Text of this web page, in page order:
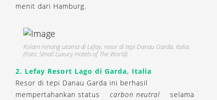
menit dari Hamburg.
Kolam renang utama di Lefay, resor di tepi Danau Garda, Italia.
(Foto: Small Luxury Hotels of The World)
2. Lefay Resort Lago di Garda, Italia
Resor di tepi Danau Garda ini berhasil
mempertahankan status
carbon neutral
selama